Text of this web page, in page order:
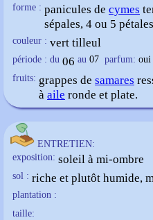
forme : panicules de cymes
sépales, 4 ou 5 pétales
couleur : vert tilleul
période : du 06 au 07 parfum: oui
fruits: grappes de samares
à aile ronde et plate.
ENTRETIEN:
exposition: soleil à mi-ombre
sol : riche et plutôt humide,
plantation :
taille: